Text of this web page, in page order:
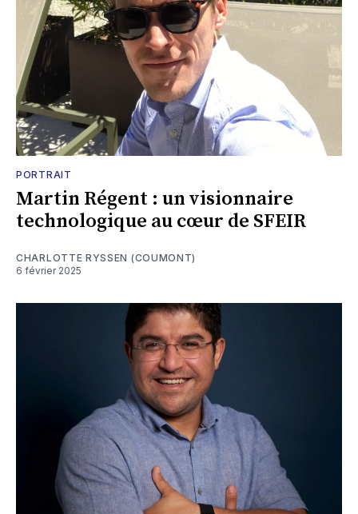
PORTRAIT
Martin Régent : un visionnaire
technologique au cœur de SFEIR
CHARLOTTE RYSSEN (COUMONT)
6 février 2025